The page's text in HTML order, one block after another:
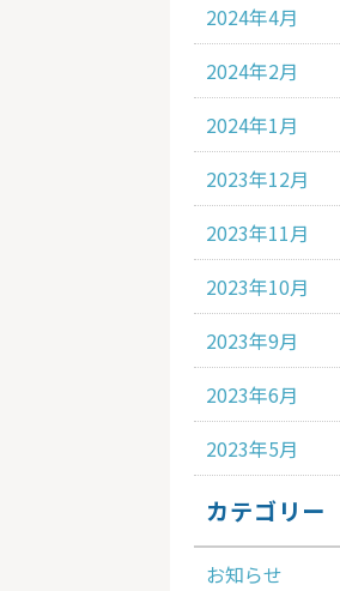
2024年4月
2024年2月
2024年1月
2023年12月
2023年11月
2023年10月
2023年9月
2023年6月
2023年5月
カテゴリー
お知らせ